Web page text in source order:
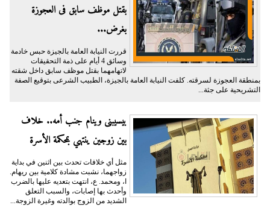
بقتل موظف سابق فى العجوزة
بغرض...
قررت النيابة العامة بالجيزة حبس خادمة
وسائق 4 أيام على ذمة التحقيقات
لاتهامهما بقتل موظف سابق داخل شقته
بمنطقة العجوزة لسرقته. كلفت النيابة العامة بالجيزة، الطبيب الشرعى بتوقيع الصفة
التشريحية على جثة...
بيسيبنى وينام جنب أمه.. خلاف
بين زوجين ينتهي بمحكمة الأسرة
مثل أي خلافات تحدث بين اثنين في بداية
زواجهما، نشبت مشادة كلامية بين ريهام.
ا، ومحمد. ع، انتهت بتعديه عليها بالضرب
وأحدث بها إصابات، والسبب التعلق
الشديد من الزوج بوالدته وغيرة الزوجة...